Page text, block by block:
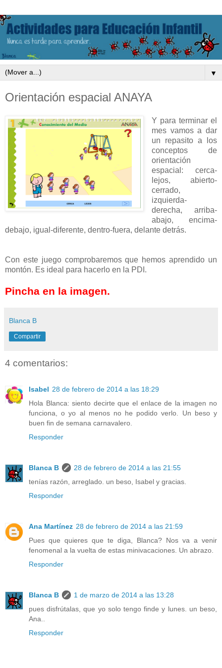
▼
Orientación espacial ANAYA
Y para terminar el
mes vamos a dar
un repasito a los
conceptos de
orientación
espacial: cerca-
lejos, abierto-
cerrado,
izquierda-
derecha, arriba-
abajo, encima-
debajo, igual-diferente, dentro-fuera, delante detrás.
Con este juego comprobaremos que hemos aprendido un
montón. Es ideal para hacerlo en la PDI.
Pincha en la imagen.
Blanca B
Compartir
4 comentarios:
Isabel 28 de febrero de 2014 a las 18:29
Hola Blanca: siento decirte que el enlace de la imagen no
funciona, o yo al menos no he podido verlo. Un beso y
buen fin de semana carnavalero.
Responder
Blanca B
28 de febrero de 2014 a las 21:55
tenías razón, arreglado. un beso, Isabel y gracias.
Responder
Ana Martínez 28 de febrero de 2014 a las 21:59
Pues que quieres que te diga, Blanca? Nos va a venir
fenomenal a la vuelta de estas minivacaciones. Un abrazo.
Responder
Blanca B
1 de marzo de 2014 a las 13:28
pues disfrútalas, que yo solo tengo finde y lunes. un beso,
Ana..
Responder